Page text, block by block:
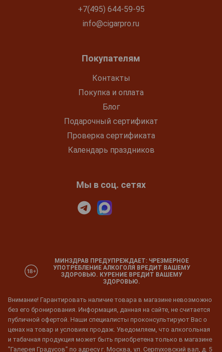
+7(495) 644-59-95
info@cigarpro.ru
Покупателям
Контакты
Покупка и оплата
Блог
Подарочный сертификат
Проверка сертификата
Календарь праздников
Мы в соц. сетях
МИНЗДРАВ ПРЕДУПРЕЖДАЕТ: ЧРЕЗМЕРНОЕ
УПОТРЕБЛЕНИЕ АЛКОГОЛЯ ВРЕДИТ ВАШЕМУ
ЗДОРОВЬЮ. КУРЕНИЕ ВРЕДИТ ВАШЕМУ
ЗДОРОВЬЮ.
Внимание! Гарантировать наличие товара в магазине невозможно
без его бронирования. Информация, данная на сайте, не считается
публичной офертой. Наши специалисты проконсультируют Вас о
ценах на товар и условиях продаж. Уведомляем, что алкогольная
и табачная продукция может быть приобретена только в магазине
"Галерея Градусов" по адресу г. Москва, ул. Серпуховский вал, д. 5